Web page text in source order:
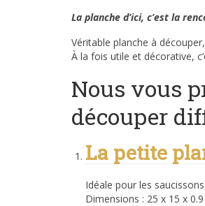
La planche d’ici, c’est la
Véritable planche à
À la fois utile et décorative,
Nous vous
découper
La petite
Idéale pour les
Dimensions : 25 x 15 x